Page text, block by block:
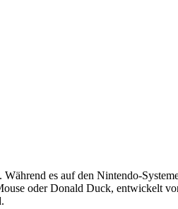
es auf den Nintendo-
oder Donald Duck, entwickelt